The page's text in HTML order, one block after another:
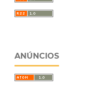
ANÚNCIOS